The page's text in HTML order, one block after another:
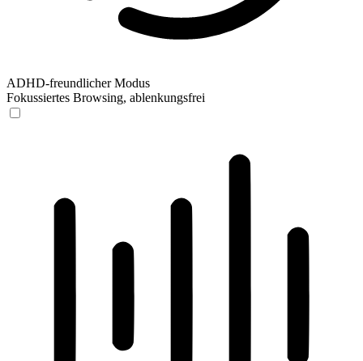
ADHD-freundlicher Modus
Fokussiertes Browsing, ablenkungsfrei